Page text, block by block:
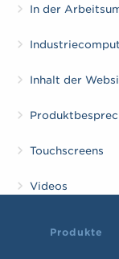
In der
Inhalt der
Touchscreens
Videos
Produkte